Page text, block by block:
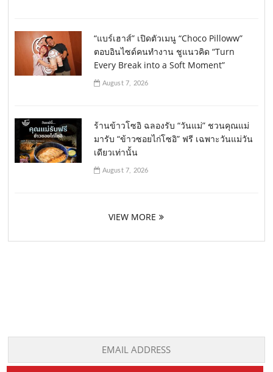
“แบร์เฮาส์” เปิดตัวเมนู “Choco Pilloww”
ตอบอินไซด์คนทำงาน ชูแนวคิด “Turn
Every Break into a Soft Moment”
August 7, 2026
ร้านข้าวโซอิ ฉลองรับ “วันแม่” ชวนคุณแม่
มารับ “ข้าวซอยไก่โซอิ” ฟรี เฉพาะวันแม่วัน
เดียวเท่านั้น
August 7, 2026
VIEW MORE